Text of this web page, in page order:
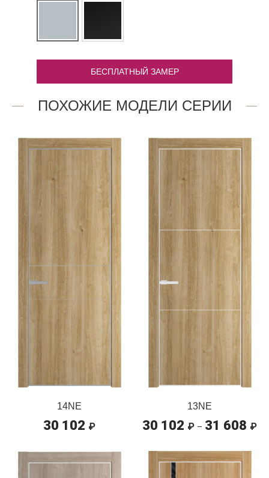
БЕСПЛАТНЫЙ ЗАМЕР
ПОХОЖИЕ МОДЕЛИ СЕРИИ
14NE
30 102 ₽
13NE
30 102 ₽ – 31 608 ₽